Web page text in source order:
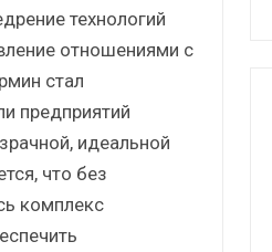
технологий
отношениями с
стал
предприятий
идеальной
что без
комплекс